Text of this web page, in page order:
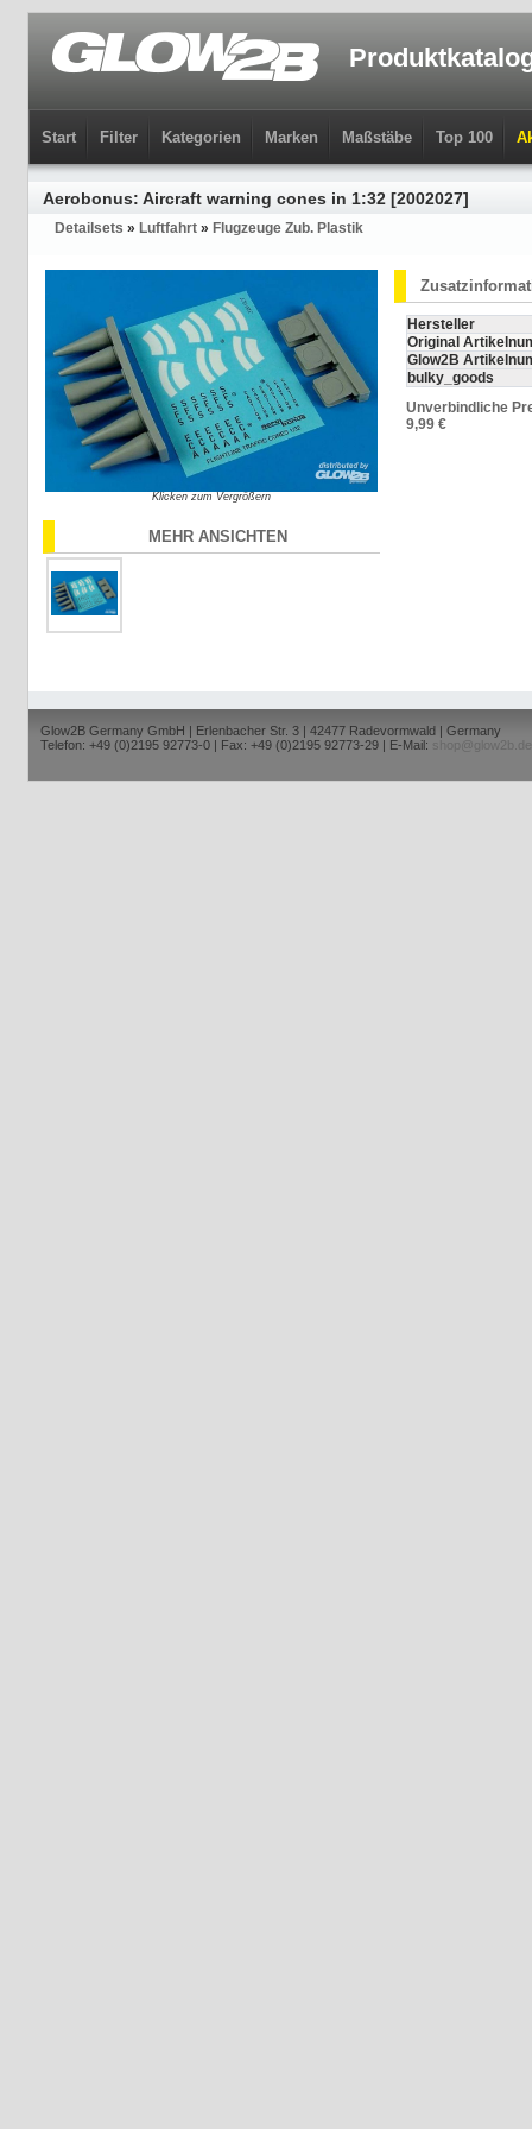
Start Filter Kategorien Marken Maßstäbe Top 100
Aerobonus: Aircraft warning cones in 1:32 [2002027]
Detailsets » Luftfahrt » Flugzeuge Zub. Plastik
Klicken zum Vergrößern
MEHR ANSICHTEN
Hersteller
Original
Glow2B
bulky_goods
Unverbindliche
9,99 €
Glow2B Germany GmbH | Erlenbacher Str. 3 | 42477 Radevormwald | Germany
Telefon: +49 (0)2195 92773-0 | Fax: +49 (0)2195 92773-29 | E-Mail:
shop@glow2b.de